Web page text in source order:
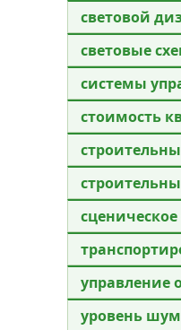
световой
световые
системы
стоимость
управление
уровень